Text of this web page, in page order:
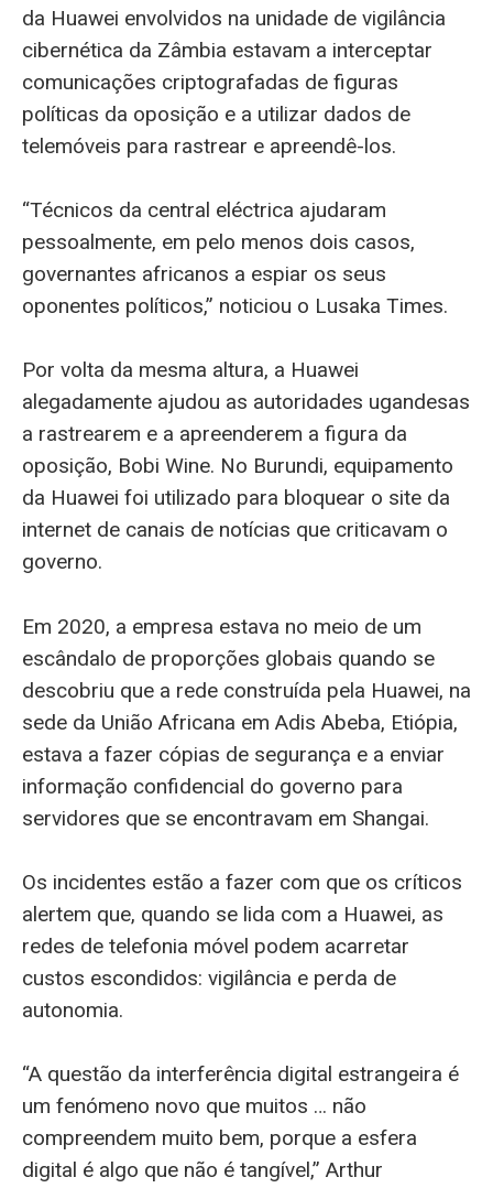
da Huawei envolvidos na unidade de vigilância
cibernética da Zâmbia estavam a interceptar
comunicações criptografadas de figuras
políticas da oposição e a utilizar dados de
telemóveis para rastrear e apreendê-los.
“Técnicos da central eléctrica ajudaram
pessoalmente, em pelo menos dois casos,
governantes africanos a espiar os seus
oponentes políticos,” noticiou o Lusaka Times.
Por volta da mesma altura, a Huawei
alegadamente ajudou as autoridades ugandesas
a rastrearem e a apreenderem a figura da
oposição, Bobi Wine. No Burundi, equipamento
da Huawei foi utilizado para bloquear o site da
internet de canais de notícias que criticavam o
governo.
Em 2020, a empresa estava no meio de um
escândalo de proporções globais quando se
descobriu que a rede construída pela Huawei, na
sede da União Africana em Adis Abeba, Etiópia,
estava a fazer cópias de segurança e a enviar
informação confidencial do governo para
servidores que se encontravam em Shangai.
Os incidentes estão a fazer com que os críticos
alertem que, quando se lida com a Huawei, as
redes de telefonia móvel podem acarretar
custos escondidos: vigilância e perda de
autonomia.
“A questão da interferência digital estrangeira é
um fenómeno novo que muitos … não
compreendem muito bem, porque a esfera
digital é algo que não é tangível,” Arthur